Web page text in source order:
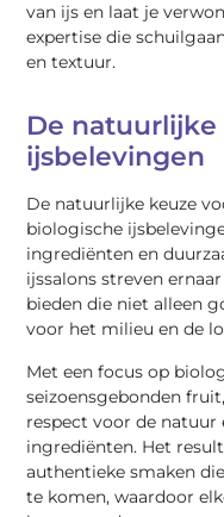
van ijs en laat je
expertise die
en textuur.
De natuurlijke
ijsbelevingen
De natuurlijke keuze
biologische
ingrediënten en
ijssalons streven
bieden die niet alleen
voor het milieu en de
Met een focus op
seizoensgebonden
respect voor de natuur
ingrediënten. Het
authentieke smaken
te komen, waardoor